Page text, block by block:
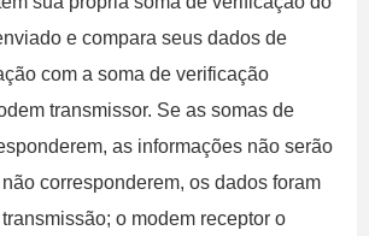
e compara seus dados de
com a soma de verificação
transmissor. Se as somas de
as informações não serão
corresponderem, os dados foram
o modem receptor o